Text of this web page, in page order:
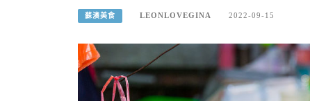
蘇澳美食 LEONLOVEGINA 2022-09-15